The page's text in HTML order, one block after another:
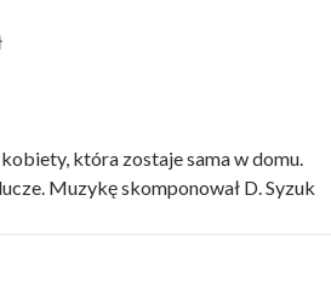
która zostaje sama w domu.
Muzykę skomponował D. Syzuk